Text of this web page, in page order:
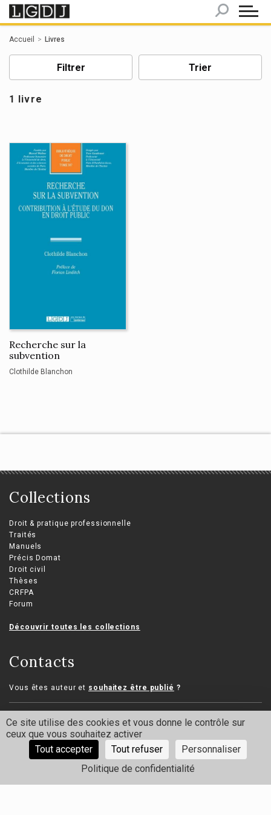
Accueil Livres
Filtrer Trier
1 livre
Recherche sur la
subvention
Clothilde Blanchon
Collections
Droit & pratique professionnelle
Traités
Manuels
Précis Domat
Droit civil
Thèses
CRFPA
Forum
Découvrir toutes les collections
Contacts
Vous êtes auteur et souhaitez être publié ?
Vous êtes doctorant et souhaitez publier votre thèse ?
Vous êtes libraire ou journaliste etvous
souhaitez nous
contacter?
Panneau de gestion des cookies
Ce site utilise des cookies et vous donne le contrôle sur
ceux que vous souhaitez activer
Tout accepter
Tout refuser
Personnaliser
Politique de confidentialité